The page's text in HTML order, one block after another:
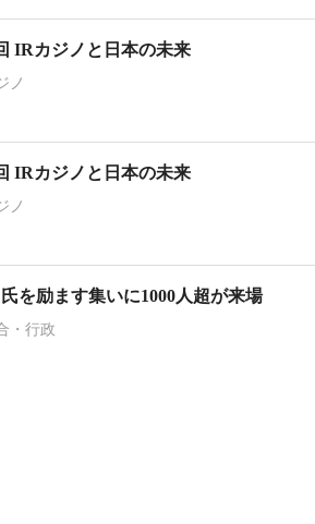
IRカジノと日本の未来
ノ
IRカジノと日本の未来
ノ
を励ます集いに1000人超が来場
・行政